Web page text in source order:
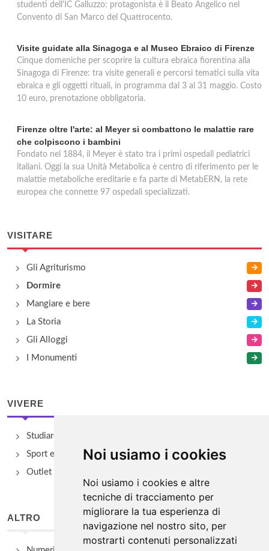
Noi usiamo i cookies
Noi usiamo i cookies e altre
tecniche di tracciamento per
migliorare la tua esperienza di
navigazione nel nostro sito, per
mostrarti contenuti personalizzati
studenti dell'IC Galluzzo: protagonista è il Beato Angelico nel
Convento di San Marco del Quattrocento.
Visite guidate alla Sinagoga e al Museo Ebraico di Firenze
Cinque domeniche per scoprire la cultura ebraica fiorentina alla
Sinagoga di Firenze: tra visite generali e percorsi tematici sulla vita
ebraica e gli oggetti rituali, in programma dal 3 al 31 maggio. Costo
10 euro, prenotazione obbligatoria.
Firenze oltre l'arte: al Meyer si combattono le malattie rare
che colpiscono i bambini
Fondato nel 1884, il Meyer è stato tra i primi ospedali pediatrici
italiani. Oggi la sua Unità Metabolica è centro di riferimento per le
malattie metaboliche ereditarie e fa parte di MetabERN, la rete
europea che connette 97 ospedali specializzati.
VISITARE
Gli Agriturismo
Dormire
Mangiare e bere
La Storia
Gli Alloggi
I Monumenti
VIVERE
Studiare
Sport e Benessere
Outlet e spacci aziendali
ALTRO